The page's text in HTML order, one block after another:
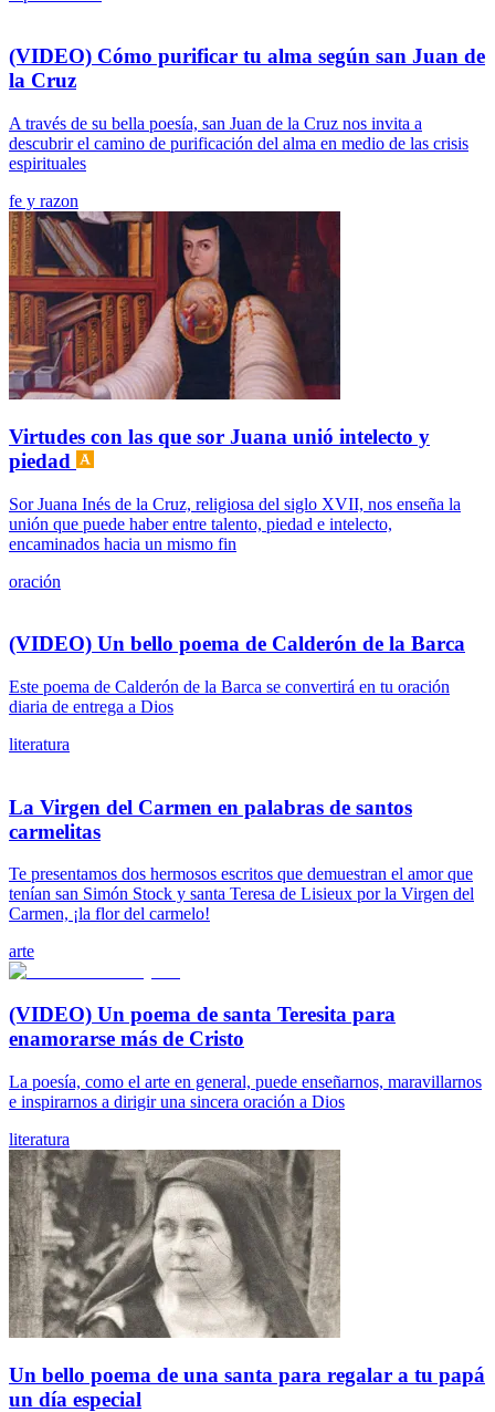
(VIDEO) Cómo purificar tu alma según san Juan de
la Cruz
A través de su bella poesía, san Juan de la Cruz nos invita a
descubrir el camino de purificación del alma en medio de las crisis
espirituales
fe y razon
Virtudes con las que sor Juana unió intelecto y
piedad
Sor Juana Inés de la Cruz, religiosa del siglo XVII, nos enseña la
unión que puede haber entre talento, piedad e intelecto,
encaminados hacia un mismo fin
oración
(VIDEO) Un bello poema de Calderón de la Barca
Este poema de Calderón de la Barca se convertirá en tu oración
diaria de entrega a Dios
literatura
La Virgen del Carmen en palabras de santos
carmelitas
Te presentamos dos hermosos escritos que demuestran el amor que
tenían san Simón Stock y santa Teresa de Lisieux por la Virgen del
Carmen, ¡la flor del carmelo!
arte
(VIDEO) Un poema de santa Teresita para
enamorarse más de Cristo
La poesía, como el arte en general, puede enseñarnos, maravillarnos
e inspirarnos a dirigir una sincera oración a Dios
literatura
Un bello poema de una santa para regalar a tu papá
un día especial